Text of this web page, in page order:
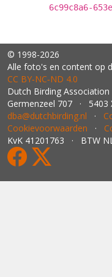
6c99c8a6-
© 1998-2026
Alle foto's en content op
CC BY‑NC‑ND 4.0
Dutch Birding Association
Germenzeel 707 · 5403
dba@dutchbirding.nl ·
Cookievoorwaarden ·
KvK 41201763 · BTW